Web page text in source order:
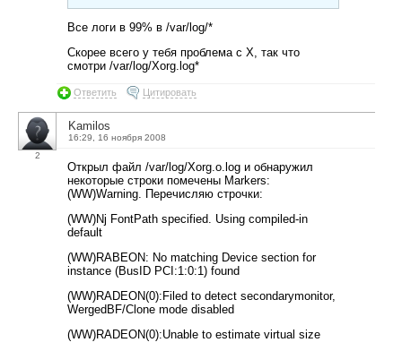
Все логи в 99% в /var/log/*
Скорее всего у тебя проблема с X, так что
смотри /var/log/Xorg.log*
Ответить Цитировать
2
Kamilos
16:29, 16 ноября 2008
Открыл файл /var/log/Xorg.o.log и обнаружил
некоторые строки помечены Markers:
(WW)Warning. Перечисляю строчки:
(WW)Nj FontPath specified. Using compiled-in
default
(WW)RABEON: No matching Device section for
instance (BusID PCI:1:0:1) found
(WW)RADEON(0):Filed to detect secondarymonitor,
WergedBF/Clone mode disabled
(WW)RADEON(0):Unable to estimate virtual size